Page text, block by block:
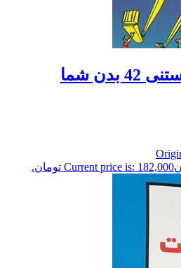
شما
Current price is: 182,000 تومان.